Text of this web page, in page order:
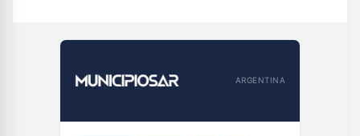
ARGENTINA